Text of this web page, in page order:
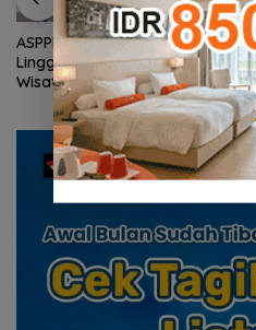
ASPPI DPD Kepri Dorong
Lingga Menjadi Destinasi
Wisata Unggulan Kepulauan